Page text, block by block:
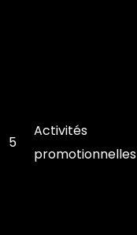
5
Activités
promotionnelles